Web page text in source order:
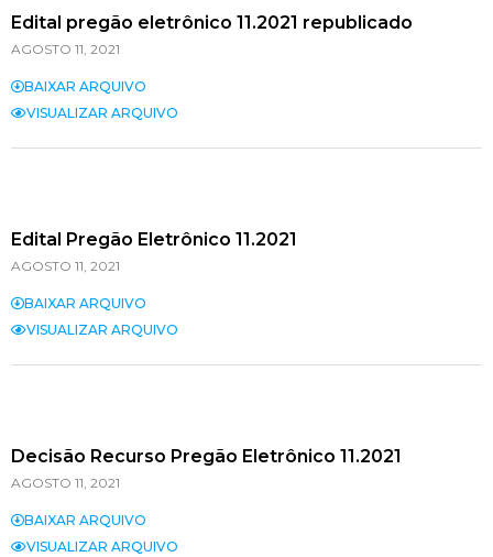
Edital pregão eletrônico 11.2021 republicado
AGOSTO 11, 2021
BAIXAR ARQUIVO
VISUALIZAR ARQUIVO
Edital Pregão Eletrônico 11.2021
AGOSTO 11, 2021
BAIXAR ARQUIVO
VISUALIZAR ARQUIVO
Decisão Recurso Pregão Eletrônico 11.2021
AGOSTO 11, 2021
BAIXAR ARQUIVO
VISUALIZAR ARQUIVO